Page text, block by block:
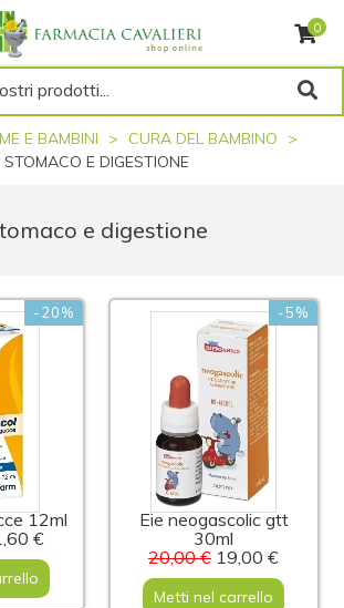
0
prodotti...
E BAMBINI
CURA DEL BAMBINO
STOMACO E DIGESTIONE
e digestione
-20%
12ml
€
-5%
Eie neogascolic gtt
30ml
20,00 € 19,00 €
Metti nel carrello